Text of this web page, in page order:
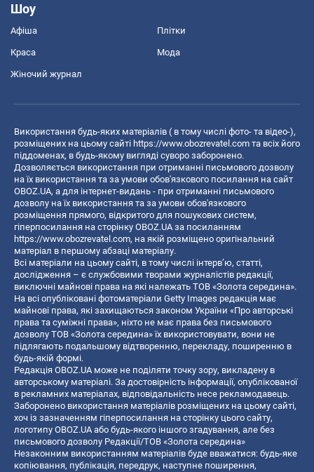
Шоу
Афіша Плітки
Краса Мода
Жіночий журнал
Використання будь-яких матеріалів ( в тому числі фото- та відео-),
розміщених на цьому сайті https://www.obozrevatel.com та всіх його
піддоменах, в будь-якому вигляді суворо заборонено.
Дозволяється використання при отриманні письмового дозволу
на їх використання та за умови обов'язкового посилання на сайт
OBOZ.UA, а для інтернет-видань - при отриманні письмового
дозволу на їх використання та за умови обов'язкового
розміщення прямого, відкритого для пошукових систем,
гіперпосилання на сторінку OBOZ.UA за посиланням
https://www.obozrevatel.com, на якій розміщено оригінальний
матеріал в першому абзаці матеріалу.
Всі матеріали на цьому сайті, в тому числі інтерв’ю, статті,
дослідження – є службовими творами журналістів редакції,
виключні майнові права на які належать ТОВ «Золота середина».
На всі опубліковані фотоматеріали Getty Images редакція має
майнові права, які захищаються законом України «Про авторські
права та суміжні права», ніхто не має права без письмового
дозволу ТОВ «Золота середина» їх використовувати, вони не
підлягають подальшому відтворенню, перекладу, поширенню в
будь-якій формі.
Редакція OBOZ.UA може не поділяти точку зору, викладену в
авторському матеріалі. За достовірність інформації, опублікованої
в рекламних матеріалах, відповідальність несе рекламодавець.
Заборонено використання матеріалів розміщених на цьому сайті,
хоч із зазначенням гіперпосилання на сторінку цього сайту,
логотипу OBOZ.UA або будь-якого іншого згадування, але без
письмового дозволу Редакції/ТОВ «Золота середина»
Незаконним використанням матеріалів буде вважатися: будь-яке
копiювання, публiкацiя, передрук, наступне поширення,